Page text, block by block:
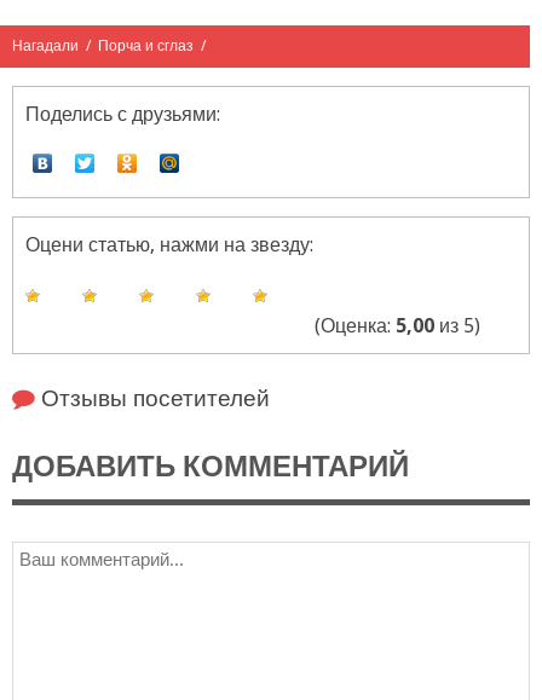
Нагадали / Порча и сглаз /
Поделись с друзьями:
Оцени статью, нажми на звезду:
(Оценка: 5,00 из 5)
Отзывы посетителей
ДОБАВИТЬ КОММЕНТАРИЙ